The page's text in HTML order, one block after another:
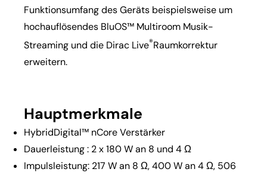
Funktionsumfang des Geräts beispielsweise um
hochauflösendes BluOS™ Multiroom Musik-
Streaming und die Dirac Live®Raumkorrektur
erweitern.
Hauptmerkmale
HybridDigital™ nCore Verstärker
Dauerleistung : 2 x 180 W an 8 und 4 Ω
Impulsleistung: 217 W an 8 Ω, 400 W an 4 Ω, 506